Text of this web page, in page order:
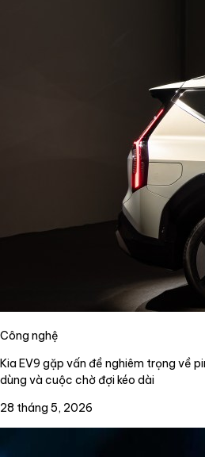
Công nghệ
Kia EV9 gặp vấn đề nghiêm trọng về
dùng và cuộc chờ đợi kéo dài
28 tháng 5, 2026